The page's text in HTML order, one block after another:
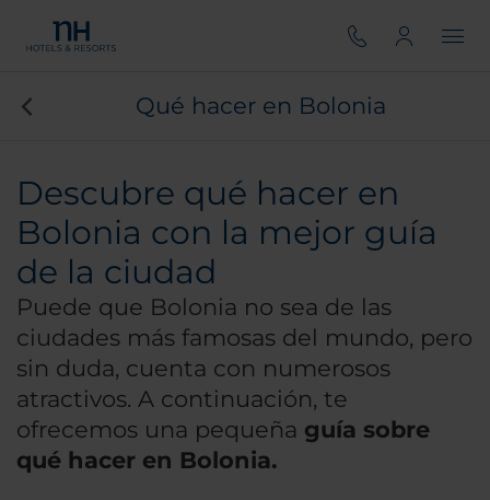
Qué hacer en Bolonia
Descubre qué hacer en
Bolonia con la mejor guía
de la ciudad
Puede que Bolonia no sea de las
ciudades más famosas del mundo, pero
sin duda, cuenta con numerosos
atractivos. A continuación, te
ofrecemos una pequeña guía sobre
qué hacer en Bolonia.